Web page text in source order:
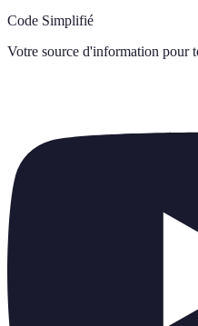
Code Simplifié
Votre source d'information pour